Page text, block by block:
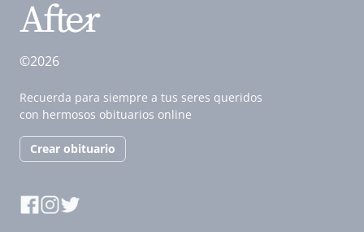
©2026
Recuerda para siempre a tus seres queridos
con hermosos obituarios online
Crear obituario